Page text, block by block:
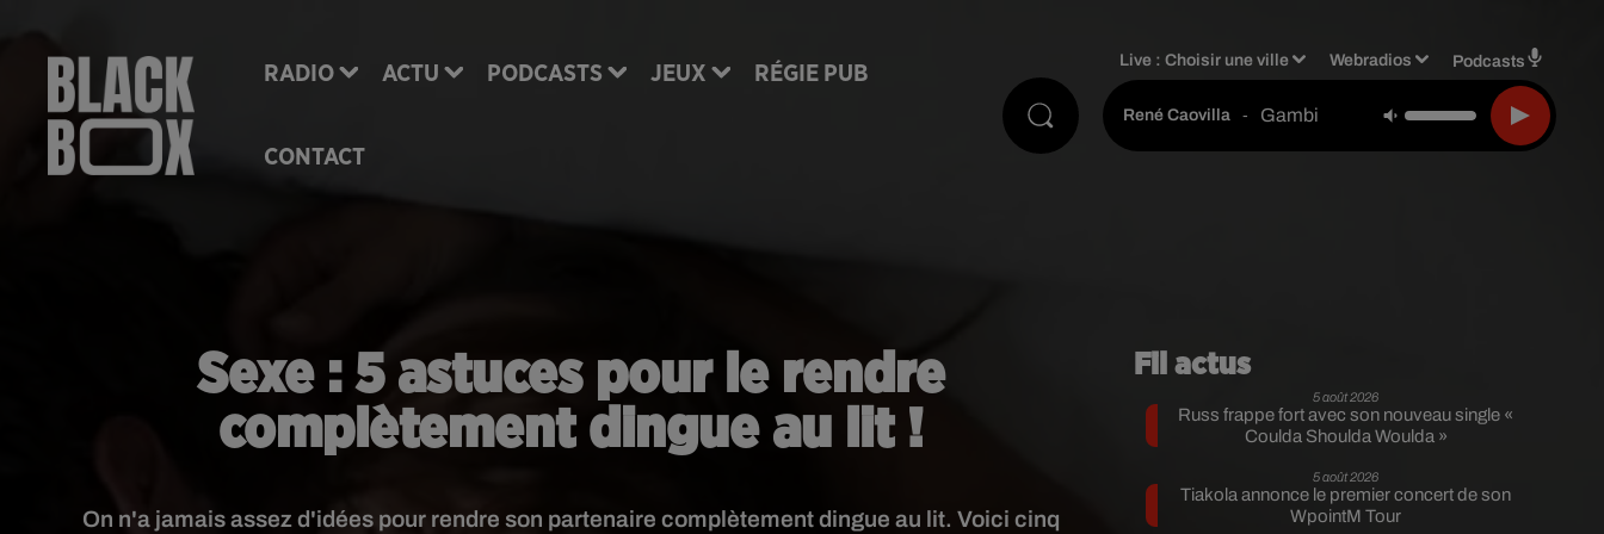
RADIO ACTU PODCASTS JEUX RÉGIE PUB
CONTACT
Live :Choisir une ville Webradios Podcasts
René Caovilla - Gambi
Sexe : 5 astuces pour le rendre
complètement dingue au lit !
On n'a jamais assez d'idées pour rendre son partenaire complètement dingue au lit. Voici cinq
Fil actus
5 août 2026
Russ frappe fort avec son nouveau single «
Coulda Shoulda Woulda »
5 août 2026
Tiakola annonce le premier concert de son
WpointM Tour